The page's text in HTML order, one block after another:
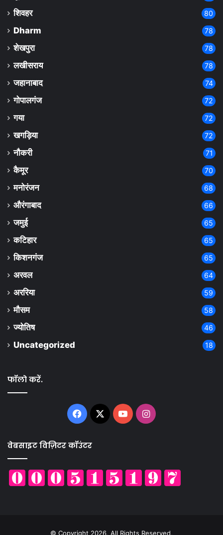
शिवहर 80
Dharm 78
शेखपुरा 78
लखीसराय 78
जहानाबाद 74
गोपालगंज 72
गया 72
खगड़िया 72
नौकरी 71
कैमूर 70
मनोरंजन 68
औरंगाबाद 66
जमुई 65
कटिहार 65
किशनगंज 65
अरवल 64
अररिया 59
मौसम 58
ज्योतिष 46
Uncategorized 18
फॉलो करें.
Facebook
X YouTubeInstagram
वेबसाइट विज़िटर कॉउंटर
© Copyright 2026, All Rights Reserved,